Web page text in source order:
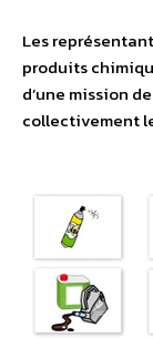
Les
produits
d’une mission
collectivement